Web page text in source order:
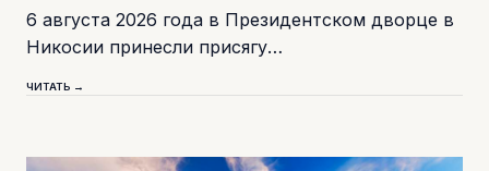
6 августа 2026 года в Президентском дворце в
Никосии принесли присягу…
ЧИТАТЬ →